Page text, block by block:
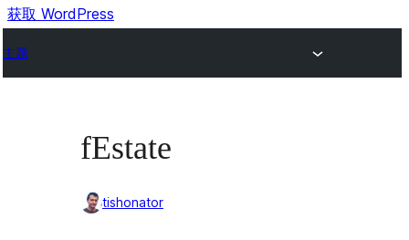
获取 WordPress
主题
fEstate
tishonator